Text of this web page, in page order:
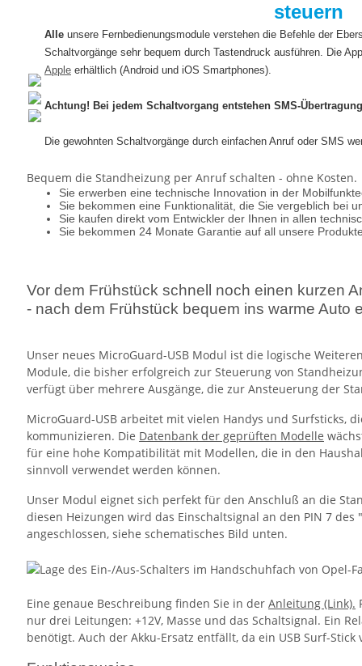
steuern
Alle unsere Fernbedienungsmodule verstehen die Befehle der
Schaltvorgänge sehr bequem durch Tastendruck ausführen. Die
Apple erhältlich (Android und iOS Smartphones).
Achtung! Bei jedem Schaltvorgang entstehen SMS-
Die gewohnten Schaltvorgänge durch einfachen Anruf oder SMS
Bequem die Standheizung per Anruf schalten - ohne Kosten.
Sie erwerben eine technische Innovation in der
Sie bekommen eine Funktionalität, die Sie vergeblich bei
Sie kaufen direkt vom Entwickler der Ihnen in allen
Sie bekommen 24 Monate Garantie auf all unsere
Vor dem Frühstück schnell noch einen kurzen
- nach dem Frühstück bequem ins warme Auto
Unser neues MicroGuard-USB Modul ist die logische
Module, die bisher erfolgreich zur Steuerung von
verfügt über mehrere Ausgänge, die zur Ansteuerung der
MicroGuard-USB arbeitet mit vielen Handys und Surfsticks,
kommunizieren. Die Datenbank der geprüften Modelle
für eine hohe Kompatibilität mit Modellen, die in den
sinnvoll verwendet werden können.
Unser Modul eignet sich perfekt für den Anschluß an die
diesen Heizungen wird das Einschaltsignal an den PIN 7
angeschlossen, siehe schematisches Bild unten.
Eine genaue Beschreibung finden Sie in der Anleitung (Link).
nur drei Leitungen: +12V, Masse und das Schaltsignal. Ein
benötigt. Auch der Akku-Ersatz entfällt, da ein USB Surf-